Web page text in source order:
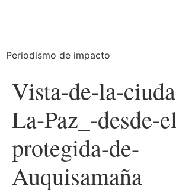
Periodismo de impacto
Vista-de-la-
La-Paz_-desde-
protegida-de-
Auquisamaña